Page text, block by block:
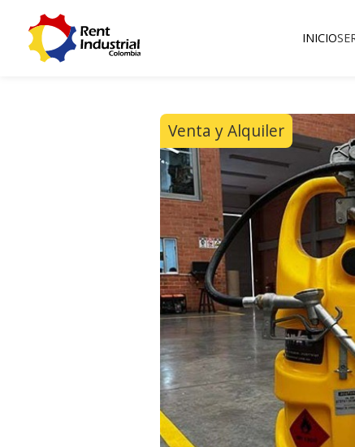
INICIO
Venta y Alquiler